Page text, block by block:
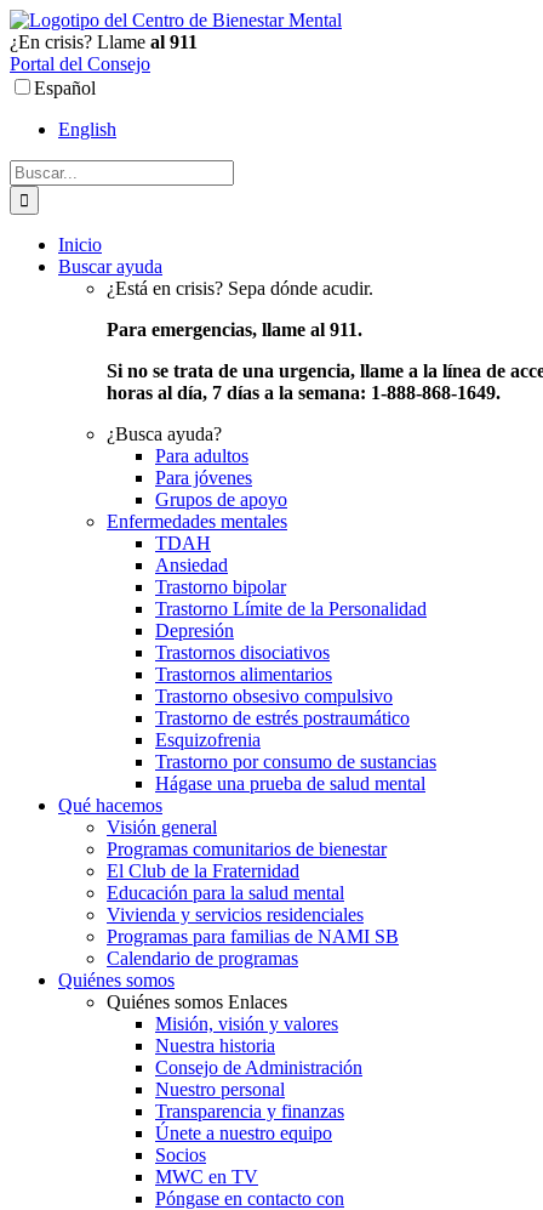
Ir
al
contenido
¿En crisis? Llame al 911
Portal del Consejo
Español
English
Buscar:
Inicio
Buscar ayuda
¿Está en crisis? Sepa dónde acudir.
Para emergencias, llame al 911.
Si no se trata de una urgencia, llame a la línea de
horas al día, 7 días a la semana: 1-888-868-1649.
¿Busca ayuda?
Para adultos
Para jóvenes
Grupos de apoyo
Enfermedades mentales
TDAH
Ansiedad
Trastorno bipolar
Trastorno Límite de la Personalidad
Depresión
Trastornos disociativos
Trastornos alimentarios
Trastorno obsesivo compulsivo
Trastorno de estrés postraumático
Esquizofrenia
Trastorno por consumo de sustancias
Hágase una prueba de salud mental
Qué hacemos
Visión general
Programas comunitarios de bienestar
El Club de la Fraternidad
Educación para la salud mental
Vivienda y servicios residenciales
Programas para familias de NAMI SB
Calendario de programas
Quiénes somos
Quiénes somos Enlaces
Misión, visión y valores
Nuestra historia
Consejo de Administración
Nuestro personal
Transparencia y finanzas
Únete a nuestro equipo
Socios
MWC en TV
Póngase en contacto con